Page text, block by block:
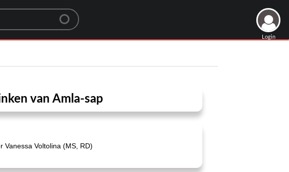
Login
van Amla-sap
Vanessa Voltolina (MS, RD)